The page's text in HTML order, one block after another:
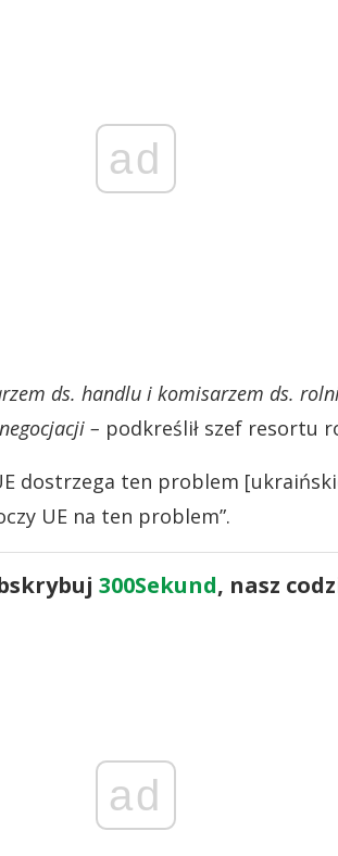
ad
ds. handlu i komisarzem ds.
– podkreślił szef resortu
dostrzega ten problem
UE na ten problem”.
300Sekund, nasz
ad